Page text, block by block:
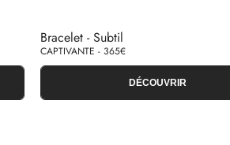
Bracelet - Subtil
CAPTIVANTE - 365€
DÉCOUVRIR